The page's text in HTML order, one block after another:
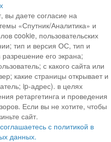
вы даете согласие на
«Спутник/Аналитика» и
cookie, пользовательских
тип и версия ОС, тип и
разрешение его экрана;
с какого сайта или
какие страницы открывает и
ip-адрес). в целях
ретаргетинга и проведения
Если вы не хотите, чтобы
сайт.
с политикой в
данных.